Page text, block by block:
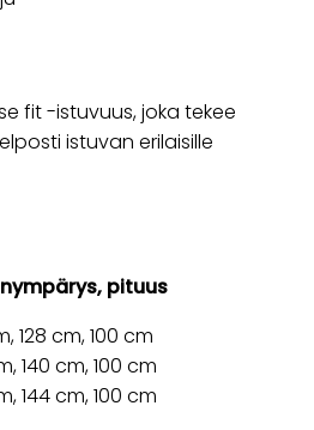
fit -istuvuus, joka tekee
istuvan erilaisille
pituus
128 cm, 100 cm
140 cm, 100 cm
144 cm, 100 cm